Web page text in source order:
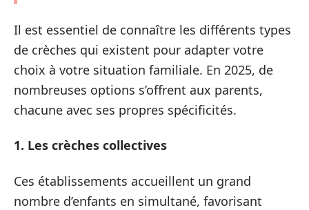
Il est essentiel de connaître les différents types
de crèches qui existent pour adapter votre
choix à votre situation familiale. En 2025, de
nombreuses options s’offrent aux parents,
chacune avec ses propres spécificités.
1. Les crèches collectives
Ces établissements accueillent un grand
nombre d’enfants en simultané, favorisant